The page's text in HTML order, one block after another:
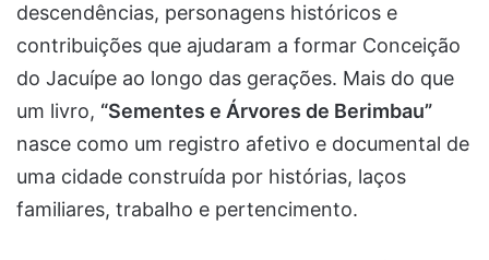
descendências, personagens históricos e
contribuições que ajudaram a formar Conceição
do Jacuípe ao longo das gerações. Mais do que
um livro, “Sementes e Árvores de Berimbau”
nasce como um registro afetivo e documental de
uma cidade construída por histórias, laços
familiares, trabalho e pertencimento.